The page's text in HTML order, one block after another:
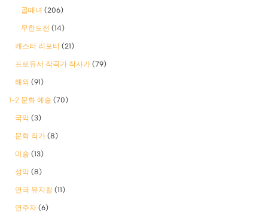
골때녀 (206)
무한도전 (14)
캐스터 리포터 (21)
프로듀서 작곡가 작사가 (79)
해외 (91)
1-2 문화 예술 (70)
국악 (3)
문학 작가 (8)
미술 (13)
성악 (8)
연극 뮤지컬 (11)
연주자 (6)